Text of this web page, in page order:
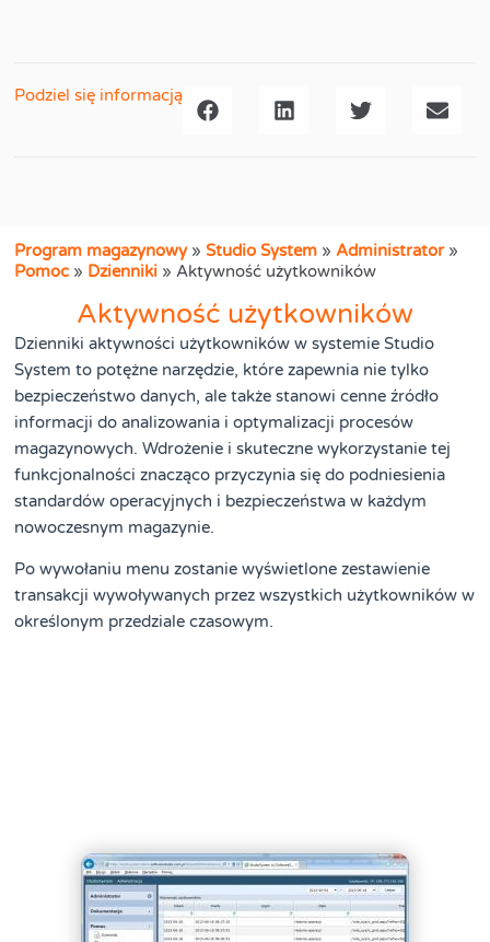
Podziel się informacją
Program magazynowy»Studio System »Administrator»
Pomoc » Dzienniki »Aktywność użytkowników
Aktywność użytkowników
Dzienniki aktywności użytkowników w systemie Studio
System to potężne narzędzie, które zapewnia nie tylko
bezpieczeństwo danych, ale także stanowi cenne źródło
informacji do analizowania i optymalizacji procesów
magazynowych. Wdrożenie i skuteczne wykorzystanie tej
funkcjonalności znacząco przyczynia się do podniesienia
standardów operacyjnych i bezpieczeństwa w każdym
nowoczesnym magazynie.
Po wywołaniu menu zostanie wyświetlone zestawienie
transakcji wywoływanych przez wszystkich użytkowników w
określonym przedziale czasowym.